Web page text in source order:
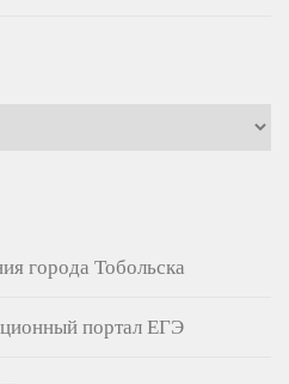
города Тобольска
портал ЕГЭ